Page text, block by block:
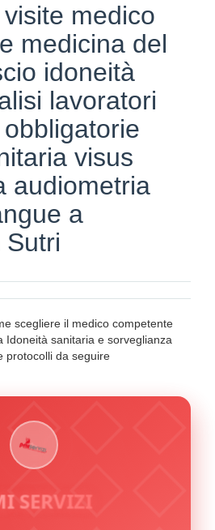
medico
medicina del
idoneità
lavoratori
visus
audiometria
a
scegliere il medico competente
Idoneità sanitaria e sorveglianza
protocolli da seguire
SERVIZI